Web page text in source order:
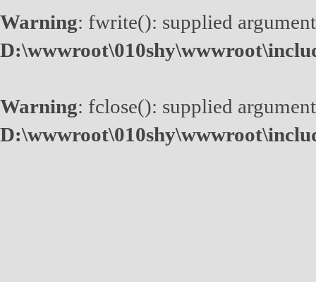
Warning: fwrite(): supplied
Warning: fclose(): supplied